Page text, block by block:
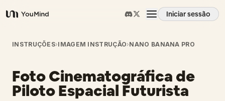
YouMind
Iniciar sessão
Visão geral
Casos de uso
INSTRUÇÕES›IMAGEM INSTRUÇÃO›NANO BANANA PRO
Foto Cinematográfica de
Piloto Espacial Futurista